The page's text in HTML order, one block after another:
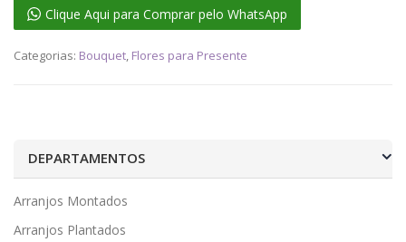
Clique Aqui para Comprar pelo WhatsApp
Categorias: Bouquet, Flores para Presente
DEPARTAMENTOS
Arranjos Montados
Arranjos Plantados